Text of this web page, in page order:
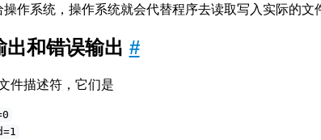
操作系统，操作系统就会代替程序去读取写入实际的文
和错误输出 #
件描述符，它们是